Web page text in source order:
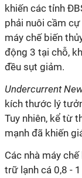
khiến các tỉnh
phải nuôi cầm
máy chế biến
động 3 tại chỗ,
đều sụt giảm.
Undercurrent
kích thước lý
Tuy nhiên, kể từ
mạnh đã khiến
Các nhà máy
trữ lạnh cá 0,8 -